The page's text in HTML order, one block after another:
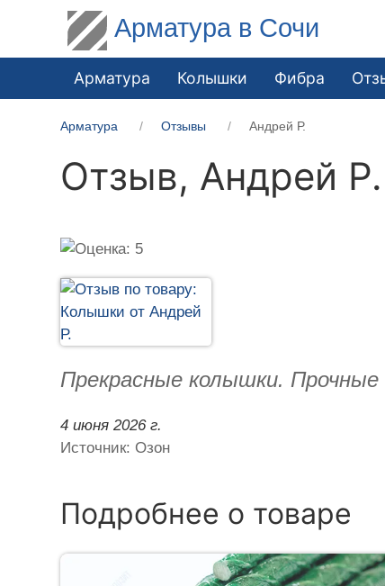
Арматура в Сочи
Арматура Колышки Фибра
Арматура Отзывы Андрей Р.
Отзыв, Андрей Р.
Прекрасные колышки.
4 июня 2026 г.
Источник: Озон
Подробнее о товаре